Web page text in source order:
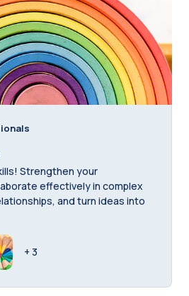
Strengthen your
effectively in complex
and turn ideas into
+ 3